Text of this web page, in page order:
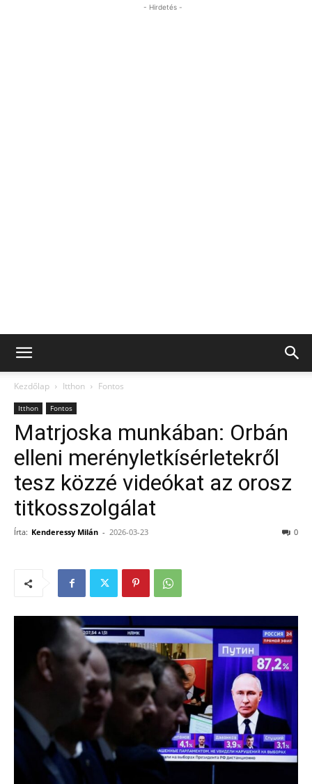
- Hirdetés -
Kezdőlap Itthon Fontos
Itthon Fontos
Matrjoska munkában: Orbán
elleni merényletkísérletekről
tesz közzé videókat az orosz
titkosszolgálat
Írta: Kenderessy Milán - 2026-03-23 0